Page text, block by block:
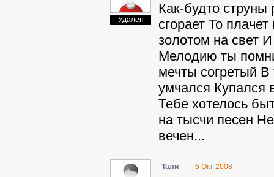
Удален
Как-будто
сгорает То
золотом на свет
Мелодию ты
мечты согретый
умчался Купался
Тебе хотелось
на тысчи песен
вечен...
Taли 5 Окт 2008